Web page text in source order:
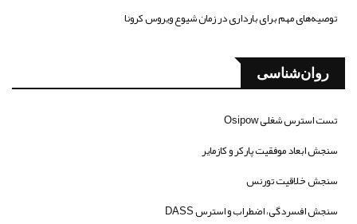
توصیه‌های مهم برای بارداری در زمان شیوع ویروس کرونا
روان‌شناسی
تست استرس شغلی Osipow
سنجش ابعاد موفقیت پارکر و کازمایر
سنجش خلاقیت تورنس
سنجش افسردگی، اضطراب و استرس DASS